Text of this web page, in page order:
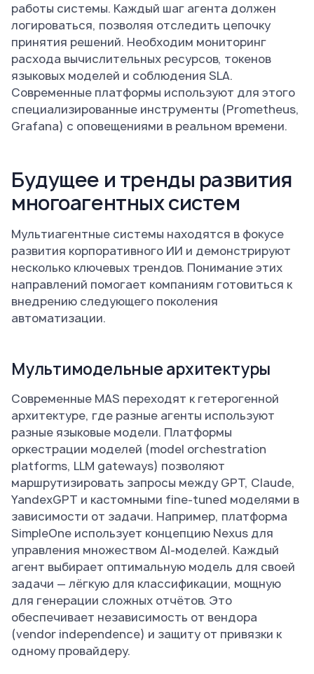
работы системы. Каждый шаг агента должен
логироваться, позволяя отследить цепочку
принятия решений. Необходим мониторинг
расхода вычислительных ресурсов, токенов
языковых моделей и соблюдения SLA.
Современные платформы используют для этого
специализированные инструменты (Prometheus,
Grafana) с оповещениями в реальном времени.
Будущее и тренды развития
многоагентных систем
Мультиагентные системы находятся в фокусе
развития корпоративного ИИ и демонстрируют
несколько ключевых трендов. Понимание этих
направлений помогает компаниям готовиться к
внедрению следующего поколения
автоматизации.
Мультимодельные архитектуры
Современные MAS переходят к гетерогенной
архитектуре, где разные агенты используют
разные языковые модели. Платформы
оркестрации моделей (model orchestration
platforms, LLM gateways) позволяют
маршрутизировать запросы между GPT, Claude,
YandexGPT и кастомными fine-tuned моделями в
зависимости от задачи. Например, платформа
SimpleOne использует концепцию Nexus для
управления множеством AI-моделей. Каждый
агент выбирает оптимальную модель для своей
задачи — лёгкую для классификации, мощную
для генерации сложных отчётов. Это
обеспечивает независимость от вендора
(vendor independence) и защиту от привязки к
одному провайдеру.